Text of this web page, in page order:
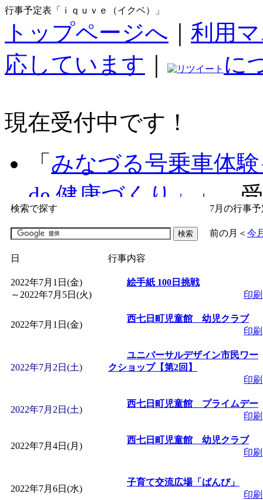
行事予定表「ｉｑｕｖｅ（イクベ）」
トップページへ
利用
応しています
に
現在受付中です！
「 みなづる号乗車体
de 健康づくり」
」 受
「子育て交流広場「
間：2026/07/09～
「皆鶴姫のこびる塾
～」 受付期間：～
子育て講座「ばん
2026/07/10～2026/08/
「子育て交流広場「
間：2026/07/13～2026/
「子育て交流広場「
検索で探す 7月の行事
前の月 ＜ 今
日 行事内容
2022年7月1日(金)
～ 2022年7月5日(火)
絵手紙 100日挑戦
印刷
2022年7月1日(金)
西七日町児童館 幼児クラブ
印刷
2022年7月2日(土)
ユニバーサルデザイン市民ワー
クショップ【第2回】
印刷
2022年7月2日(土)
西七日町児童館 プライムデー
印刷
2022年7月4日(月)
西七日町児童館 幼児クラブ
印刷
2022年7月6日(水)
子育て交流広場「ばんび」
印刷